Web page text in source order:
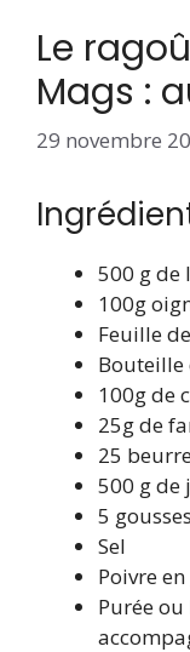
Le
Mags :
29 novembre
500 g
100g
Feuille
Bouteille
100g de
25g de
25
500 g
5
Sel
Poivre
Purée